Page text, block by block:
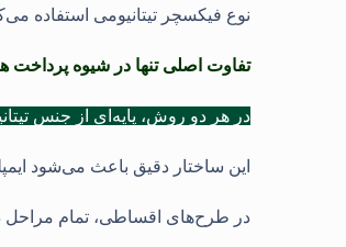
نوع فیکسچر تیتانیومی استفاده
تفاوت اصلی تنها در شیوه پرداخت
در هر دو روش، پایه‌ای از جنس
این ساختار دقیق باعث می‌شود
در طرح‌های اقساطی، تمام مراحل